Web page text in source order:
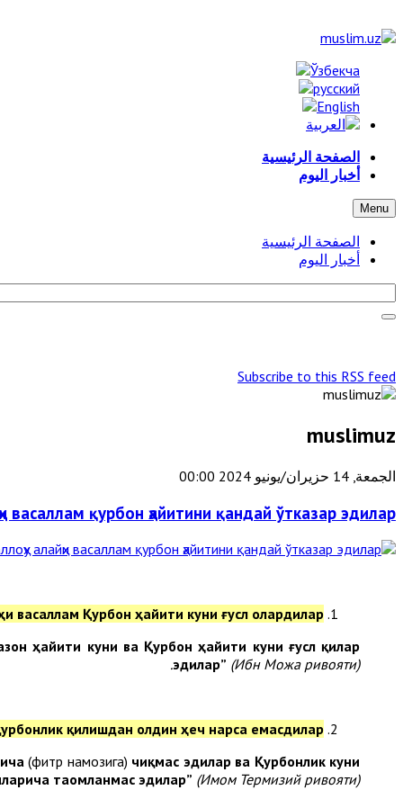
الصفحة الرئيسية
أخبار اليوم
Menu
الصفحة الرئيسية
أخبار اليوم
Subscribe to this RSS feed
muslimuz
الجمعة, 14 حزيران/يونيو 2024 00:00
васаллам қурбон ҳайитини қандай ўтказар эдилар?
васаллам Қурбон ҳайити куни ғусл олардилар.
ҳайити куни ва Қурбон ҳайити куни ғусл қилар
эдилар” (Ибн Можа ривояти).
қилишдан олдин ҳеч нарса емасдилар.
(фитр намозига) чиқмас эдилар ва Қурбонлик куни
таомланмас эдилар” (Имом Термизий ривояти).